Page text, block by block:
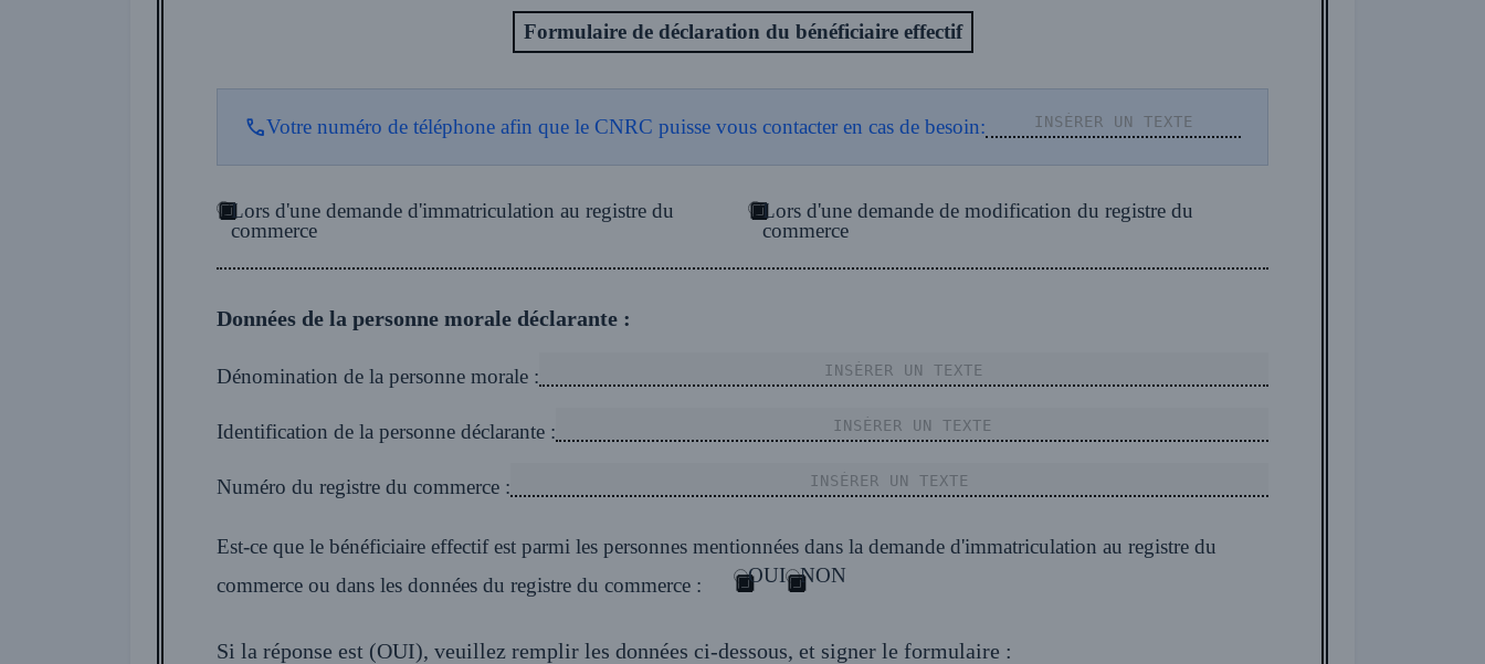
Formulaire de déclaration du bénéficiaire effectif
Votre numéro de téléphone afin que le CNRC puisse vous contacter en cas de besoin:
Lors d'une demande d'immatriculation au registre du
commerce
Lors d'une demande de modification du registre du
commerce
Données de la personne morale déclarante :
Dénomination de la personne morale :
Identification de la personne déclarante :
Numéro du registre du commerce :
Est-ce que le bénéficiaire effectif est parmi les personnes mentionnées dans la demande d'immatriculation au registre du
commerce ou dans les données du registre du commerce :
OUI NON
Si la réponse est (OUI), veuillez remplir les données ci-dessous, et signer le formulaire :